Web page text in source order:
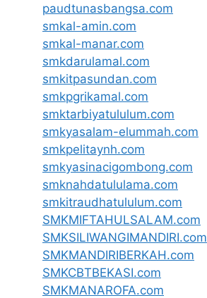
paudtunasbangsa.com
smkal-amin.com
smkal-manar.com
smkdarulamal.com
smkitpasundan.com
smkpgrikamal.com
smktarbiyatululum.com
smkyasalam-elummah.com
smkpelitaynh.com
smkyasinacigombong.com
smknahdatululama.com
smkitraudhatululum.com
SMKMIFTAHULSALAM.com
SMKSILIWANGIMANDIRI.com
SMKMANDIRIBERKAH.com
SMKCBTBEKASI.com
SMKMANAROFA.com